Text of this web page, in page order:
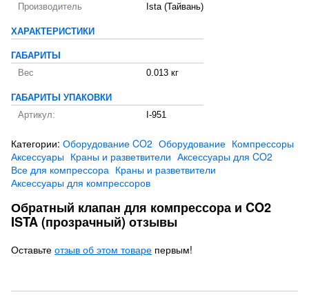
Производитель
Ista (Тайвань)
ХАРАКТЕРИСТИКИ
ГАБАРИТЫ
Вес
0.013 кг
ГАБАРИТЫ УПАКОВКИ
Артикул:
I-951
Категории: Оборудование CO2 Оборудование Компрессоры
Аксессуары Краны и разветвители Аксессуары для CO2
Все для компрессора Краны и разветвители
Аксессуары для компрессоров
Обратный клапан для компрессора и CO2
ISTA (прозрачный) отзывы
Оставьте отзыв об этом товаре первым!